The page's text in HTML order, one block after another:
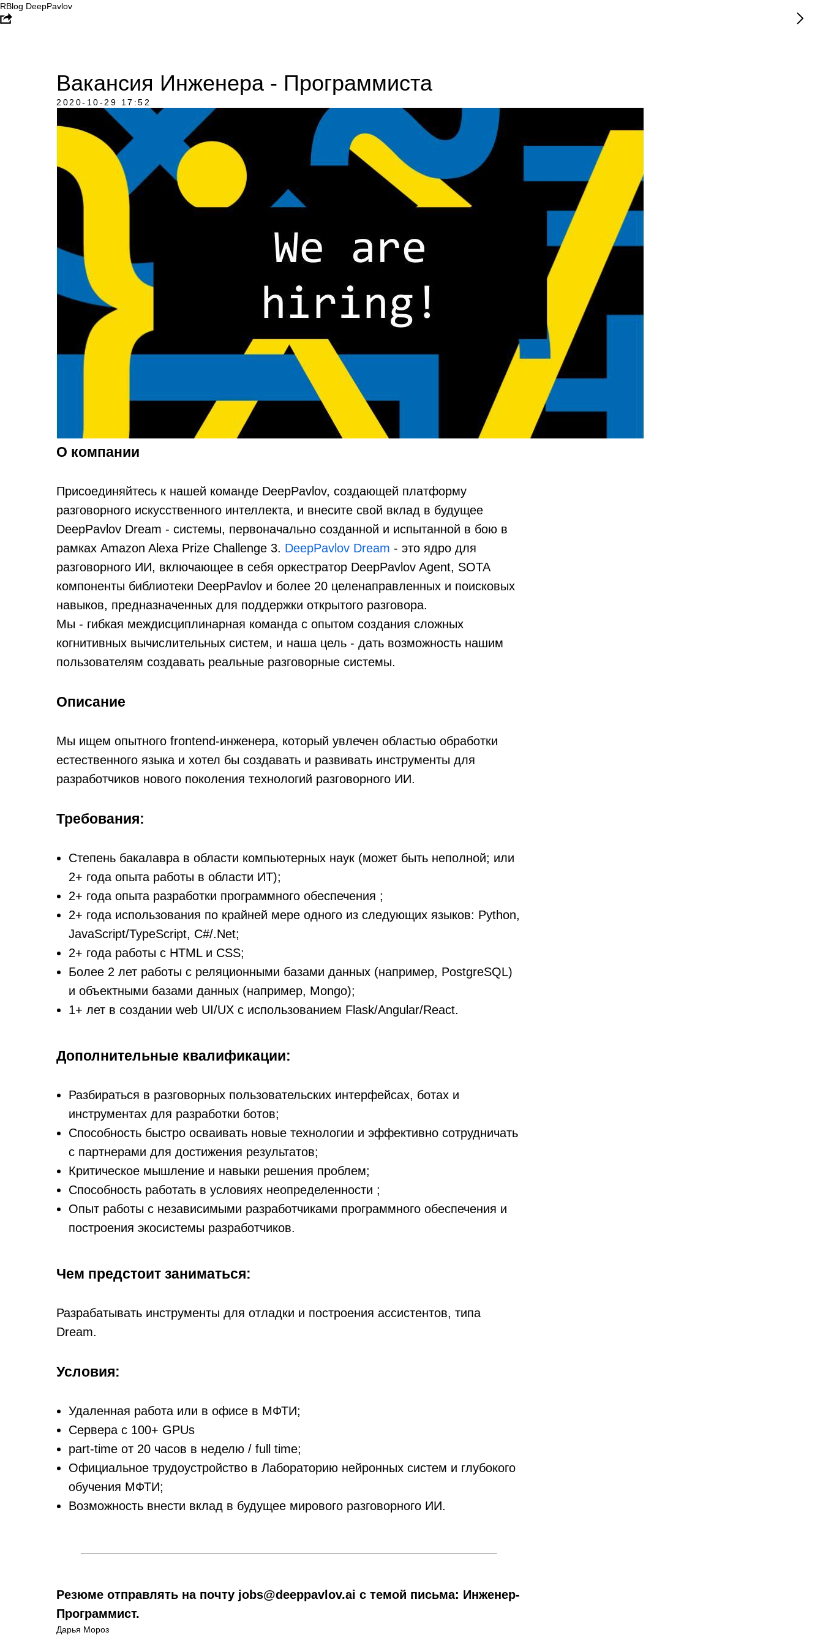
RBlog DeepPavlov
Вакансия Инженера - Программиста
2020-10-29 17:52
О компании
Присоединяйтесь к нашей команде DeepPavlov, создающей платформу
разговорного искусственного интеллекта, и внесите свой вклад в будущее
DeepPavlov Dream - системы, первоначально созданной и испытанной в бою в
рамках Amazon Alexa Prize Challenge 3. DeepPavlov Dream - это ядро для
разговорного ИИ, включающее в себя оркестратор DeepPavlov Agent, SOTA
компоненты библиотеки DeepPavlov и более 20 целенаправленных и поисковых
навыков, предназначенных для поддержки открытого разговора.
Мы - гибкая междисциплинарная команда с опытом создания сложных
когнитивных вычислительных систем, и наша цель - дать возможность нашим
пользователям создавать реальные разговорные системы.
Описание
Мы ищем опытного frontend-инженера, который увлечен областью обработки
естественного языка и хотел бы создавать и развивать инструменты для
разработчиков нового поколения технологий разговорного ИИ.
Требования:
Степень бакалавра в области компьютерных наук (может быть неполной; или
2+ года опыта работы в области ИТ);
2+ года опыта разработки программного обеспечения ;
2+ года использования по крайней мере одного из следующих языков: Python,
JavaScript/TypeScript, C#/.Net;
2+ года работы с HTML и CSS;
Более 2 лет работы с реляционными базами данных (например, PostgreSQL)
и объектными базами данных (например, Mongo);
1+ лет в создании web UI/UX с использованием Flask/Angular/React.
Дополнительные квалификации:
Разбираться в разговорных пользовательских интерфейсах, ботах и
инструментах для разработки ботов;
Способность быстро осваивать новые технологии и эффективно сотрудничать
с партнерами для достижения результатов;
Критическое мышление и навыки решения проблем;
Способность работать в условиях неопределенности ;
Опыт работы с независимыми разработчиками программного обеспечения и
построения экосистемы разработчиков.
Чем предстоит заниматься:
Разрабатывать инструменты для отладки и построения ассистентов, типа
Dream.
Условия:
Удаленная работа или в офисе в МФТИ;
Сервера с 100+ GPUs
part-time от 20 часов в неделю / full time;
Официальное трудоустройство в Лабораторию нейронных систем и глубокого
обучения МФТИ;
Возможность внести вклад в будущее мирового разговорного ИИ.
Резюме отправлять на почту jobs@deeppavlov.ai с темой письма: Инженер-
Программист.
Дарья Мороз